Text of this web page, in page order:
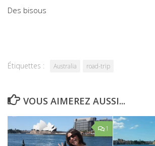
Des bisous
Étiquettes : Australia road-trip
VOUS AIMEREZ AUSSI...
1